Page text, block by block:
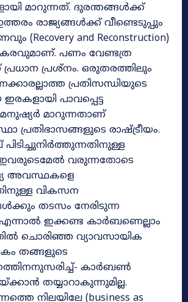
മാറുന്നത്. ദുരന്തങ്ങൾക്ക്
രാജ്യങ്ങൾക്ക് വീണ്ടെടുപ്പും
(Recovery and Reconstruction)
പണം വേണ്ടത്ര
പ്രശ്നം. ഒരുതരത്തിലും
പ്രതിസന്ധിയുടെ
പാവപ്പെട്ട
മനുഷ്യർ മാറുന്നതാണ്
പ്രതിഭാസങ്ങളുടെ രാഷ്ട്രീയം.
വരുന്നതോടെ
അവസ്ഥകളെ
വികസന
തടസം നേരിടുന്ന
ഇക്കണ്ട കാർബണെല്ലാം
ചൊരിഞ്ഞ വ്യാവസായിക
തങ്ങളുടെ
കാർബൺ
തയ്യാറാകുന്നുമില്ല.
നിലയിലേ (business as